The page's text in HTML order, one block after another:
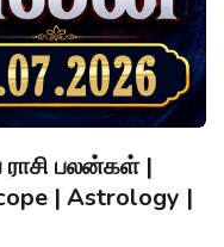
பலன்கள் |
| Astrology |